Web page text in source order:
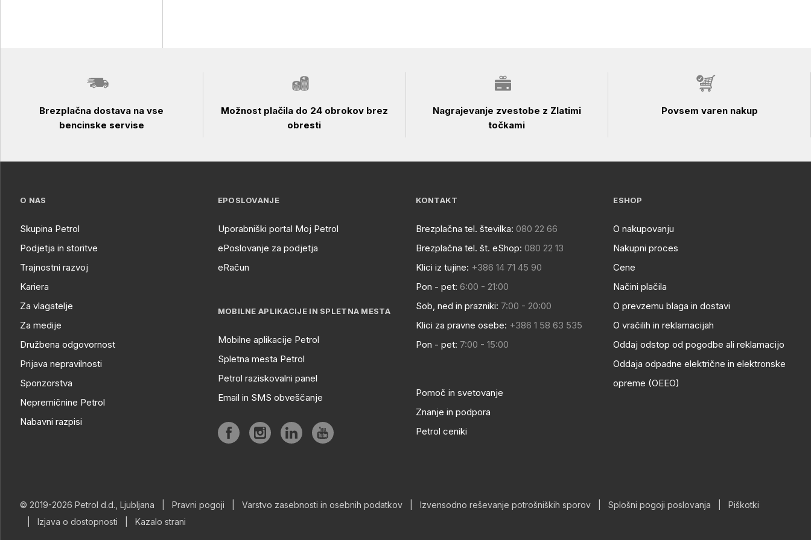
Brezplačna dostava na vse
bencinske servise
Možnost plačila do 24 obrokov brez
obresti
Nagrajevanje zvestobe z Zlatimi
točkami
Povsem varen nakup
O NAS
Skupina Petrol
Podjetja in storitve
Trajnostni razvoj
Kariera
Za vlagatelje
Za medije
Družbena odgovornost
Prijava nepravilnosti
Sponzorstva
Nepremičnine Petrol
Nabavni razpisi
EPOSLOVANJE
Uporabniški portal Moj Petrol
ePoslovanje za podjetja
eRačun
MOBILNE APLIKACIJE IN SPLETNA MESTA
Mobilne aplikacije Petrol
Spletna mesta Petrol
Petrol raziskovalni panel
Email in SMS obveščanje
KONTAKT
Brezplačna tel. številka: 080 22 66
Brezplačna tel. št. eShop: 080 22 13
Klici iz tujine: +386 14 71 45 90
Pon - pet: 6:00 - 21:00
Sob, ned in prazniki: 7:00 - 20:00
Klici za pravne osebe: +386 1 58 63 535
Pon - pet: 7:00 - 15:00
Pomoč in svetovanje
Znanje in podpora
Petrol ceniki
ESHOP
O nakupovanju
Nakupni proces
Cene
Načini plačila
O prevzemu blaga in dostavi
O vračilih in reklamacijah
Oddaj odstop od pogodbe ali reklamacijo
Oddaja odpadne električne in elektronske
opreme (OEEO)
© 2019-2026 Petrol d.d., Ljubljana Pravni pogoji Varstvo zasebnosti in osebnih podatkov Izvensodno reševanje potrošniških sporov Splošni pogoji poslovanja
Piškotki
Izjava o dostopnosti Kazalo strani